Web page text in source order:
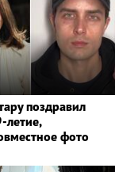
поздравил
летие,
фото